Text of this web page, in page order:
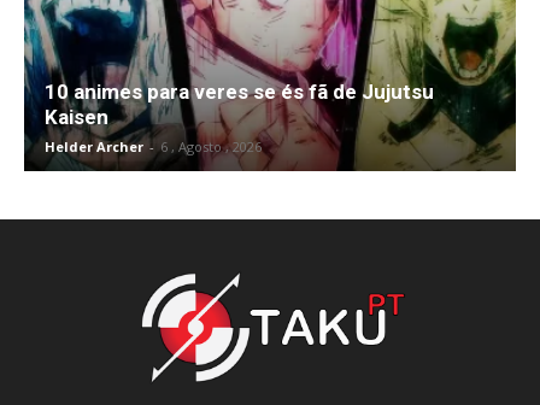
10 animes para veres se és fã de Jujutsu
Kaisen
Helder Archer - 6 , Agosto , 2026